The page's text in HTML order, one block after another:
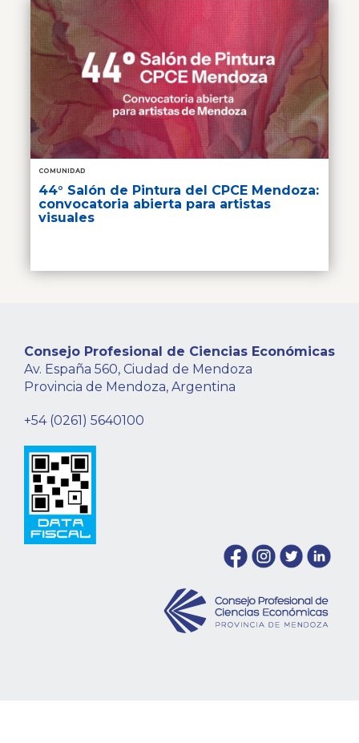
COMUNIDAD
44° Salón de Pintura del CPCE Mendoza:
convocatoria abierta para artistas
visuales
Consejo Profesional de Ciencias Económicas
Av. España 560, Ciudad de Mendoza
Provincia de Mendoza, Argentina
+54 (0261) 5640100